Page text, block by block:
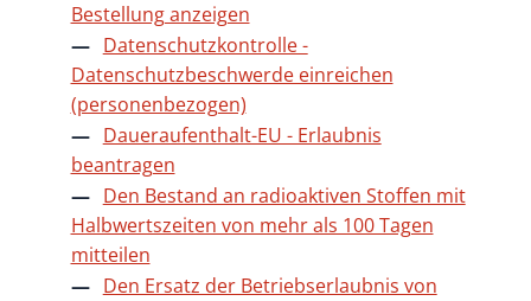
Bestellung anzeigen
Datenschutzkontrolle -
Datenschutzbeschwerde einreichen
(personenbezogen)
Daueraufenthalt-EU - Erlaubnis
beantragen
Den Bestand an radioaktiven Stoffen mit
Halbwertszeiten von mehr als 100 Tagen
mitteilen
Den Ersatz der Betriebserlaubnis von